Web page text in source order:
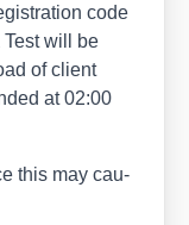
code
will be
of cli­ent
at 02:00
this may cau­